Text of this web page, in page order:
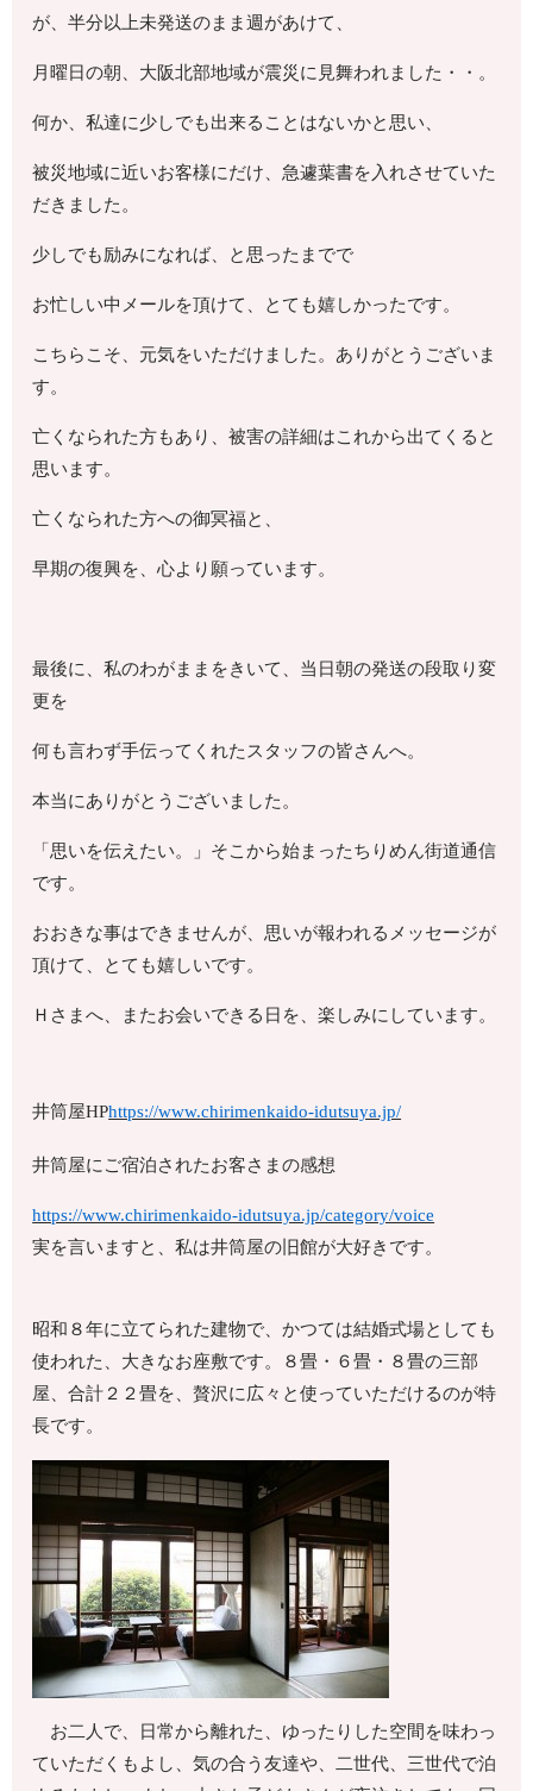
が、半分以上未発送のまま週があけて、
月曜日の朝、大阪北部地域が震災に見舞われました・・。
何か、私達に少しでも出来ることはないかと思い、
被災地域に近いお客様にだけ、急遽葉書を入れさせていた
だきました。
少しでも励みになれば、と思ったまでで
お忙しい中メールを頂けて、とても嬉しかったです。
こちらこそ、元気をいただけました。ありがとうございま
す。
亡くなられた方もあり、被害の詳細はこれから出てくると
思います。
亡くなられた方への御冥福と、
早期の復興を、心より願っています。
最後に、私のわがままをきいて、当日朝の発送の段取り変
更を
何も言わず手伝ってくれたスタッフの皆さんへ。
本当にありがとうございました。
「思いを伝えたい。」そこから始まったちりめん街道通信
です。
おおきな事はできませんが、思いが報われるメッセージが
頂けて、とても嬉しいです。
Ｈさまへ、またお会いできる日を、楽しみにしています。
井筒屋HPhttps://www.chirimenkaido-idutsuya.jp/
井筒屋にご宿泊されたお客さまの感想
https://www.chirimenkaido-idutsuya.jp/category/voice
実を言いますと、私は井筒屋の旧館が大好きです。
昭和８年に立てられた建物で、かつては結婚式場としても
使われた、大きなお座敷です。８畳・６畳・８畳の三部
屋、合計２２畳を、贅沢に広々と使っていただけるのが特
長です。
お二人で、日常から離れた、ゆったりした空間を味わっ
ていただくもよし、気の合う友達や、二世代、三世代で泊